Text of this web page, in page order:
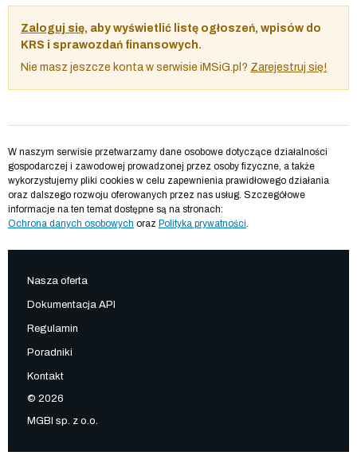
Zaloguj się, aby wyświetlić listę ogłoszeń, wpisów do
KRS i sprawozdań finansowych.
Nie masz jeszcze konta w serwisie iMSiG.pl? Zarejestruj się!
W naszym serwisie przetwarzamy dane osobowe dotyczące działalności
gospodarczej i zawodowej prowadzonej przez osoby fizyczne, a także
wykorzystujemy pliki cookies w celu zapewnienia prawidłowego działania
oraz dalszego rozwoju oferowanych przez nas usług. Szczegółowe
informacje na ten temat dostępne są na stronach:
Ochrona danych osobowych oraz Polityka prywatności
Nasza oferta
Dokumentacja API
Regulamin
Poradniki
Kontakt
© 2026
MGBI sp. z o.o.